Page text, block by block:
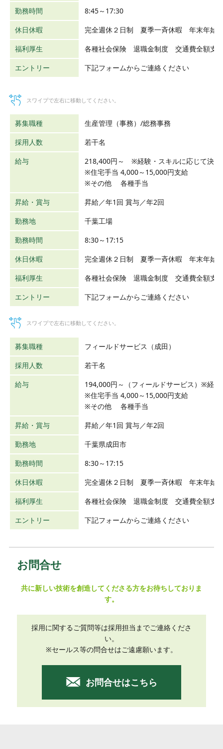
勤務時間
8:45～17:30
休日休暇
完全週休２日制 夏季一斉休暇 年末年
福利厚生
各種社会保険 退職金制度 交通費全額支
エントリー
下記フォームからご連絡ください
スワイプで左右に移動してください。
募集職種
生産管理（事務）/総務事務
採用人数
若干名
給与
218,400円～ ※経験・スキルに応じて決定
※住宅手当 4,000～15,000円支給
※その他 各種手当
昇給・賞与
昇給／年1回 賞与／年2回
勤務地
千葉工場
勤務時間
8:30～17:15
休日休暇
完全週休２日制 夏季一斉休暇 年末年
福利厚生
各種社会保険 退職金制度 交通費全額支
エントリー
下記フォームからご連絡ください
スワイプで左右に移動してください。
募集職種
フィールドサービス（成田）
採用人数
若干名
給与
194,000円～（フィールドサービス）※経
※住宅手当 4,000～15,000円支給
※その他 各種手当
昇給・賞与
昇給／年1回 賞与／年2回
勤務地
千葉県成田市
勤務時間
8:30～17:15
休日休暇
完全週休２日制 夏季一斉休暇 年末年
福利厚生
各種社会保険 退職金制度 交通費全額支
エントリー
下記フォームからご連絡ください
お問合せ
共に新しい技術を創造してくださる方をお待ちしておりま
す。
採用に関するご質問等は採用担当までご連絡くださ
い。
※セールス等の問合せはご遠慮願います。
お問合せはこちら